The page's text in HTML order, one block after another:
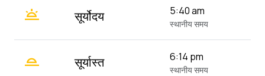
wb_twilight सूर्योदय 5:40 am
स्थानीय समय
wb_twilight_2 सूर्यास्त 6:14 pm
स्थानीय समय